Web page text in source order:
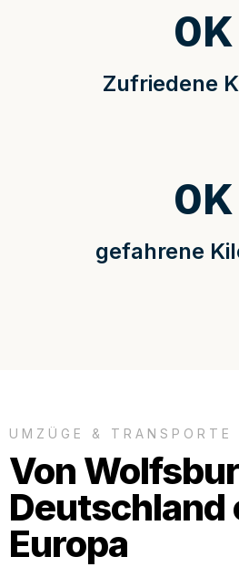
Zufriedene
0K
gefahrene
0K
UMZÜGE & TRANSPORTE
Von
Deutschland
Europa